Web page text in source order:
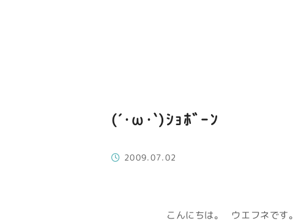
(´･ω･`)ｼｮﾎﾞｰﾝ
2009.07.02
こんにちは。 ウエフネです。